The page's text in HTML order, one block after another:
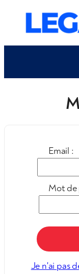
contenu
Email :
Mot de
Je n'ai pas